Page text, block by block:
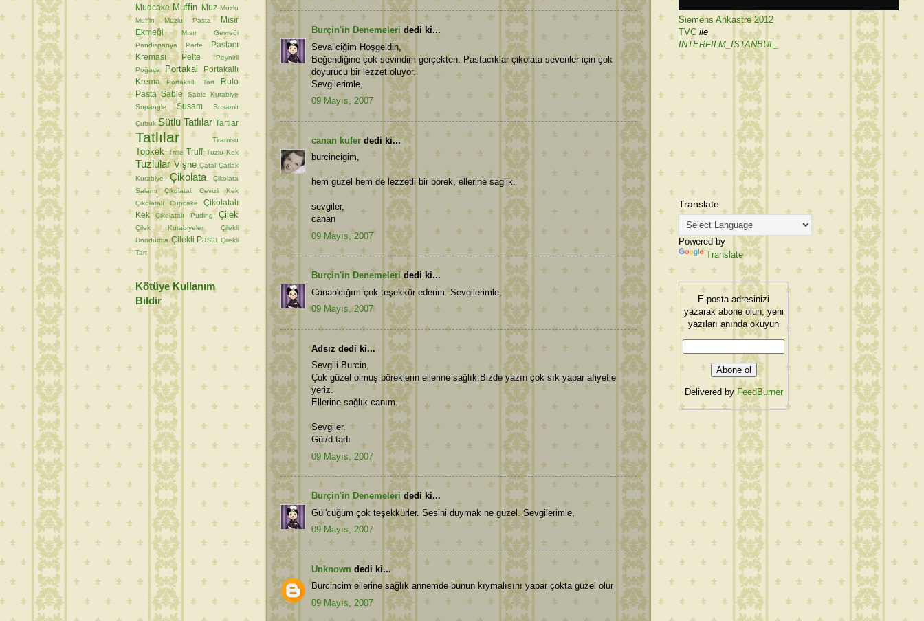
Burçin'in Denemeleridedi ki...
Seval'ciğim Hoşgeldin,
Beğendiğine çok sevindim gerçekten. Pastacıklar çikolata sevenler için çok
doyurucu bir lezzet oluyor.
Sevgilerimle,
09 Mayıs, 2007
canan kufer dedi ki...
burcincigim,
hem güzel hem de lezzetli bir börek, ellerine saglik.
sevgiler,
canan
09 Mayıs, 2007
Burçin'in Denemeleridedi ki...
Canan'cığım çok teşekkür ederim. Sevgilerimle,
09 Mayıs, 2007
Adsız dedi ki...
Sevgili Burcin,
Çok güzel olmuş böreklerin ellerine sağlık.Bizde yazın çok sık yapar afiyetle
yeriz.
Ellerine sağlık canım.
Sevgiler.
Gül/d.tadı
09 Mayıs, 2007
Burçin'in Denemeleri dedi ki...
Gül'cüğüm çok teşekkürler. Sesini duymak ne güzel. Sevgilerimle,
09 Mayıs, 2007
Unknown dedi ki...
Burcincim ellerine sağlık annemde bunun kıymalısını yapar çokta güzel olur
09 Mayıs, 2007
Mudcake Muffin Muz Muzlu
Muffin
Muzlu Pasta
Mısır
Ekmeği
Mısır Gevreği
Pandispanya
Parfe
Pastacı
Kreması
Pelte
Peynirli
Poğaça
Portakal
Portakallı
Krema
Portakallı Tart
Rulo
Pasta Sable
Sable Kurabiye
Supangle
Susam Susamlı
Çubuk Sütlü Tatlılar Tartlar
Tatlılar Tiramisu
Topkek Trifle Truff Tuzlu Kek
Tuzlular Vişne Çatal Çatlak
Kurabiye
Çikolata
Çikolata
Salamı
Çikolatalı Cevizli Kek
Çikolatalı Cupcake
Çikolatalı
Kek
Çikolatalı Puding Çilek
Çilek Kurabiyeler
Çilekli
Dondurma Çilekli Pasta Çilekli
Tart
Kötüye Kullanım
Bildir
Siemens Ankastre 2012
TVC ile
INTERFILM_ISTANBUL_
Translate
Powered by
Translate
E-posta adresinizi
yazarak abone olun, yeni
yazıları anında okuyun
Delivered byFeedBurner